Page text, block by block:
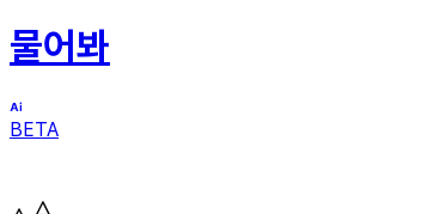
물어봐
BETA